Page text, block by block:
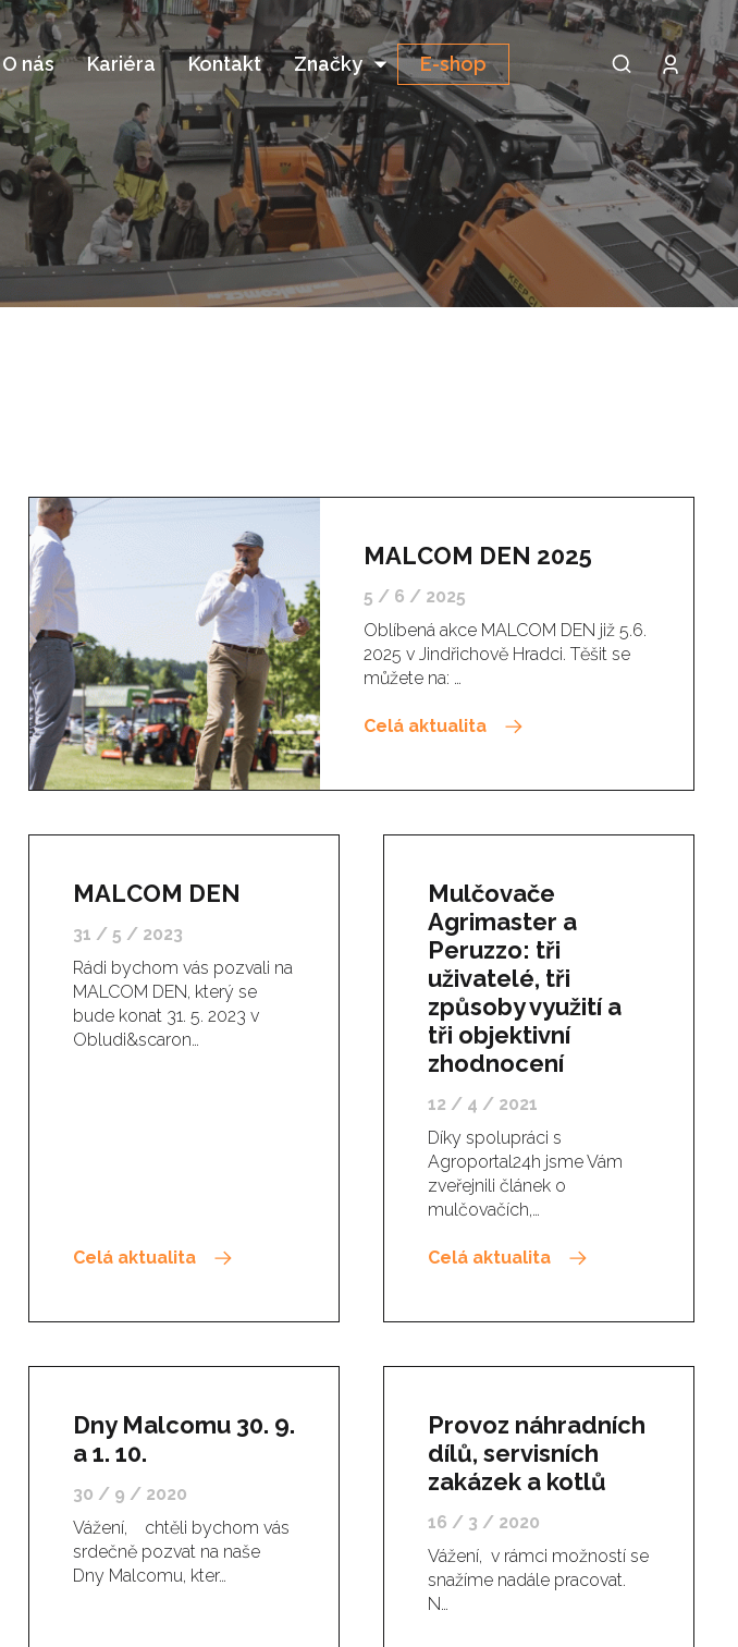
O nás Kariéra Kontakt Značky E-shop
MALCOM DEN 2025
5 / 6 / 2025
Oblíbená akce MALCOM DEN již 5.6.
2025 v Jindřichově Hradci. Těšit se
můžete na: …
Celá aktualita
MALCOM DEN
31 / 5 / 2023
Rádi bychom vás pozvali na
MALCOM DEN, který se
bude konat 31. 5. 2023 v
Obludi&scaron…
Celá aktualita
Mulčovače
Agrimaster a
Peruzzo: tři
uživatelé, tři
způsoby využití a
tři objektivní
zhodnocení
12 / 4 / 2021
Díky spolupráci s
Agroportal24h jsme Vám
zveřejnili článek o
mulčovačích,…
Celá aktualita
Dny Malcomu 30. 9.
a 1. 10.
30 / 9 / 2020
Vážení, chtěli bychom vás
srdečně pozvat na naše
Dny Malcomu, kter…
Provoz náhradních
dílů, servisních
zakázek a kotlů
16 / 3 / 2020
Vážení, v rámci možností se
snažíme nadále pracovat.
N…